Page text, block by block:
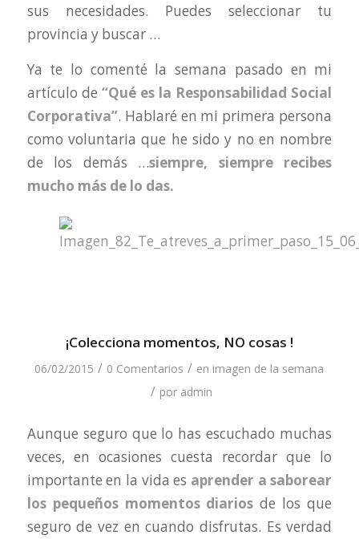
sus necesidades. Puedes seleccionar tu
provincia y buscar …
Ya te lo comenté la semana pasado en mi
artículo de “Qué es la Responsabilidad Social
Corporativa”. Hablaré en mi primera persona
como voluntaria que he sido y no en nombre
de los demás …siempre, siempre recibes
mucho más de lo das.
¡Colecciona momentos, NO cosas !
06/02/2015 / 0 Comentarios / en imagen de la semana
/ por admin
Aunque seguro que lo has escuchado muchas
veces, en ocasiones cuesta recordar que lo
importante en la vida es aprender a saborear
los pequeños momentos diarios de los que
seguro de vez en cuando disfrutas. Es verdad